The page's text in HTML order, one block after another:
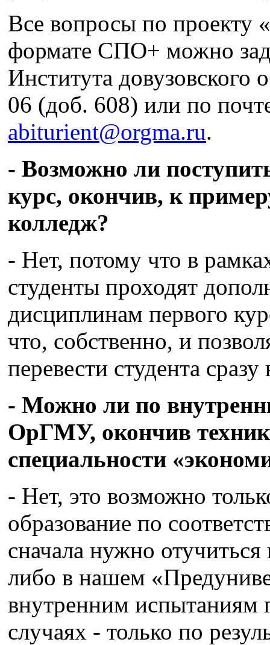
Все вопросы по проекту
формате СПО+ можно
Института довузовского
06 (доб. 608) или по
abiturient@orgma.ru.
- Возможно ли
курс, окончив, к
колледж?
- Нет, потому что в
студенты проходят
дисциплинам первого
что, собственно, и
перевести студента
- Можно ли по
ОрГМУ, окончив
специальности
- Нет, это возможно
образование по
сначала нужно
либо в нашем
внутренним испытаниям
случаях - только по